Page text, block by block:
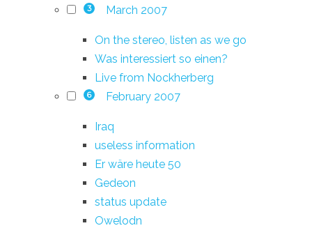
3 March 2007
On the stereo, listen as we go
Was interessiert so einen?
Live from Nockherberg
6 February 2007
Iraq
useless information
Er wäre heute 50
Gedeon
status update
Owelodn